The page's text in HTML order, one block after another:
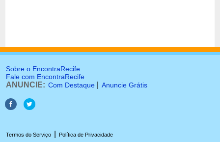
Sobre o EncontraRecife
Fale com EncontraRecife
ANUNCIE: Com Destaque Anuncie Grátis
Termos do Serviço Política de Privacidade